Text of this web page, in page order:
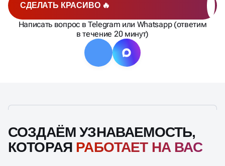
СДЕЛАТЬ КРАСИВО 🔥
Написать вопрос в Telegram или Whatsapp (ответим
в течение 20 минут)
СОЗДАЁМ УЗНАВАЕМОСТЬ,
КОТОРАЯ РАБОТАЕТ НА ВАС